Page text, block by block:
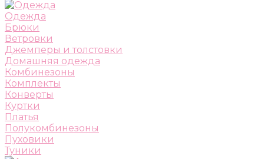
Одежда
Брюки
Ветровки
Джемперы и толстовки
Домашняя одежда
Комбинезоны
Комплекты
Конверты
Куртки
Платья
Полукомбинезоны
Пуховики
Туники